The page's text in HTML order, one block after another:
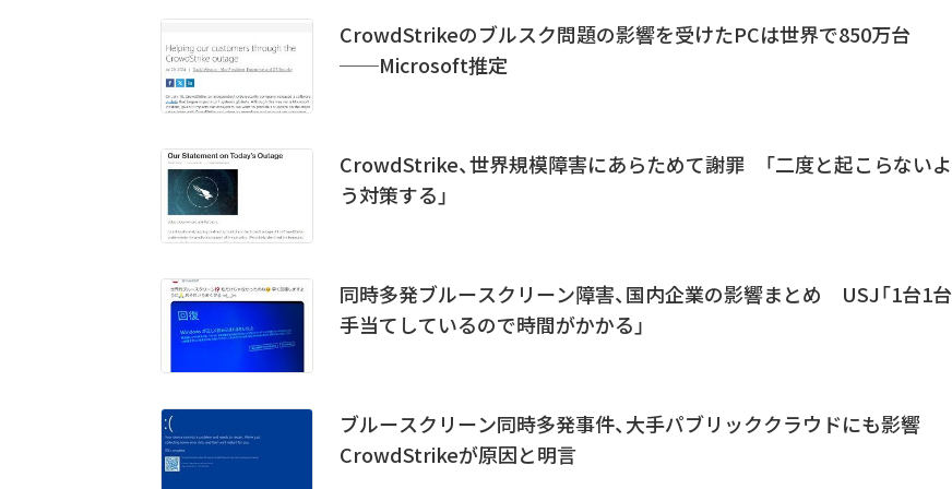
CrowdStrikeのブルスク問題の影響を受けたPCは世界で850万台
──Microsoft推定
CrowdStrike、世界規模障害にあらためて謝罪 「二度と起こらないよ
う対策する」
同時多発ブルースクリーン障害、国内企業の影響まとめ USJ「1台1台
手当てしているので時間がかかる」
ブルースクリーン同時多発事件、大手パブリッククラウドにも影響
CrowdStrikeが原因と明言